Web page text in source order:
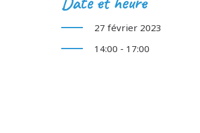
27 février 2023
14:00 - 17:00